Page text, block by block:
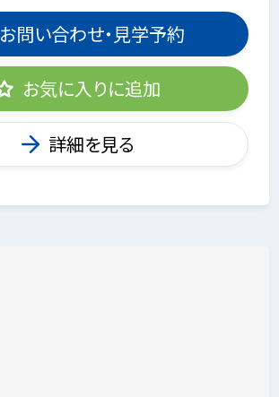
お問い合わせ・見学予約
お気に入りに追加
詳細を見る